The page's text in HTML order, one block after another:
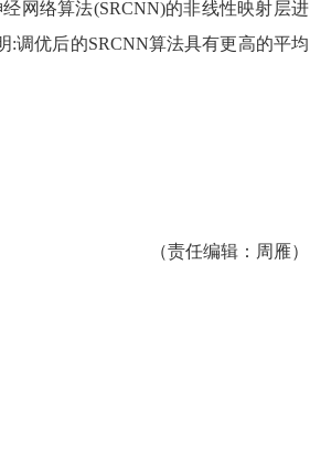
网络算法(SRCNN)的非线性映射层进
调优后的SRCNN算法具有更高的平均
（责任编辑： 周雁）